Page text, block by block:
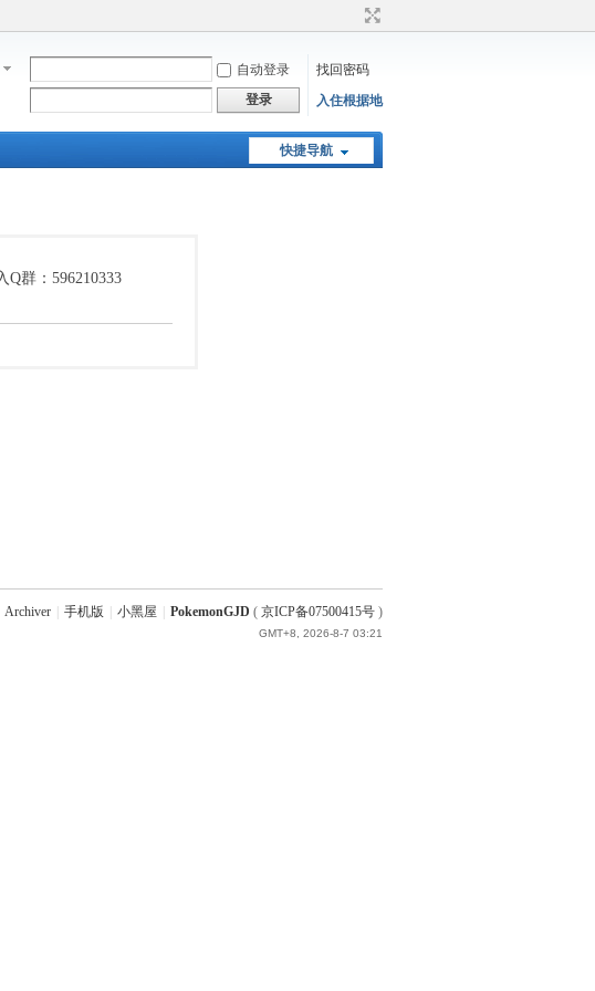
自动登录
找回密码
登录 入住根据地
快捷导航
群：596210333
Archiver 手机版 小黑屋 PokemonGJD ( 京ICP备07500415号 )
GMT+8, 2026-8-7 03:21